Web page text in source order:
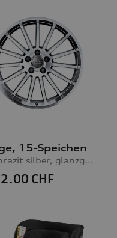
15-Speichen
anthrazit silber, glanzgedreht, 9,0Jx19
CHF